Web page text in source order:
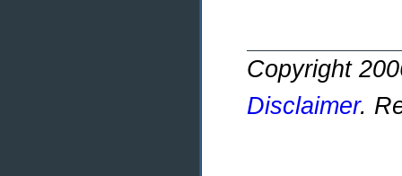
Copyright
Disclaimer.